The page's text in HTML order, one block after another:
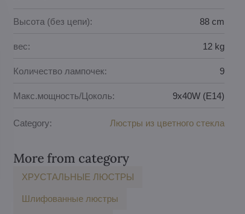
Высота (без цепи): 88 cm
вес: 12 kg
Количество лампочек: 9
Макс.мощность/Цоколь: 9x40W (E14)
Category: Люстры из цветного стекла
More from category
ХРУСТАЛЬНЫЕ ЛЮСТРЫ
Шлифованные люстры